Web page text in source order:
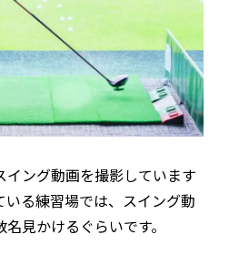
ング動画を撮影しています
る練習場では、スイング動
見かけるぐらいです。